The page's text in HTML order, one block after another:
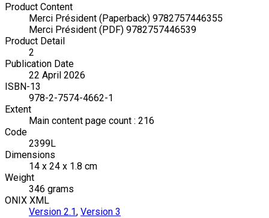
Product Content
Merci Président (Paperback) 9782757446355
Merci Président (PDF) 9782757446539
Product Detail
2
Publication Date
22 April 2026
ISBN-13
978-2-7574-4662-1
Extent
Main content page count : 216
Code
2399L
Dimensions
14 x 24 x 1.8 cm
Weight
346 grams
ONIX XML
Version 2.1, Version 3